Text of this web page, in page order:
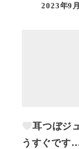
投稿日
2023年9
耳つぼジ
うすぐです